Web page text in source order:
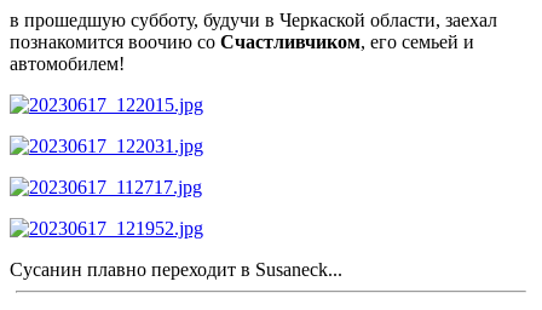
в прошедшую субботу, будучи в Черкаской области, заехал
познакомится воочию со Счастливчиком, его семьей и
автомобилем!
Сусанин плавно переходит в Susaneck...